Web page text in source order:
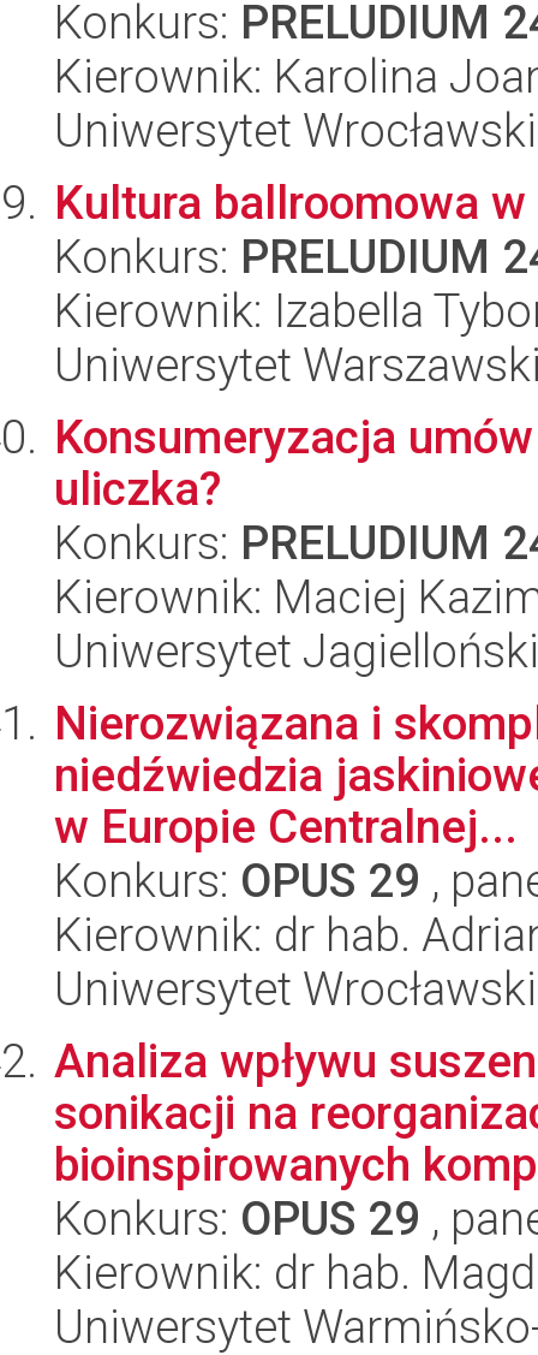
Konkurs: PRELUDIUM
Kierownik: Karolina
Uniwersytet Wrocławski
Kultura ballroomowa
Konkurs: PRELUDIUM
Kierownik: Izabella
Uniwersytet
Konsumeryzacja
uliczka?
Konkurs: PRELUDIUM
Kierownik: Maciej
Uniwersytet Jagielloński
Nierozwiązana i
niedźwiedzia
w Europie Centralnej...
Konkurs: OPUS 29 ,
Kierownik: dr hab.
Uniwersytet Wrocławski
Analiza wpływu
sonikacji na
bioinspirowanych
Konkurs: OPUS 29 ,
Kierownik: dr hab.
Uniwersytet